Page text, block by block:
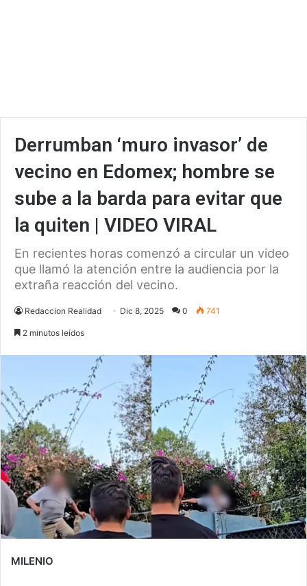
Derrumban ‘muro invasor’ de
vecino en Edomex; hombre se
sube a la barda para evitar que
la quiten | VIDEO VIRAL
En recientes horas comenzó a circular un video
que llamó la atención entre la audiencia por la
extraña reacción del vecino.
Redaccion Realidad Dic 8, 2025 0 741
2 minutos leídos
MILENIO